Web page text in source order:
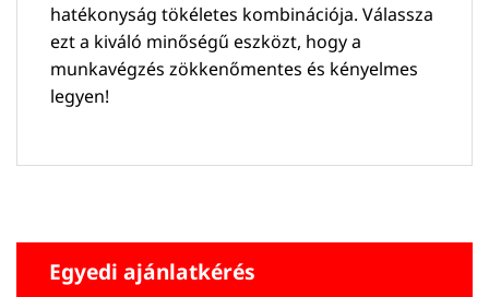
hatékonyság tökéletes kombinációja. Válassza
ezt a kiváló minőségű eszközt, hogy a
munkavégzés zökkenőmentes és kényelmes
legyen!
Egyedi ajánlatkérés